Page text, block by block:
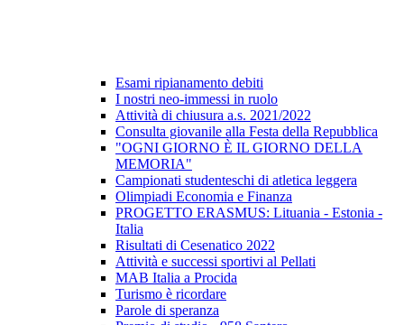
Esami ripianamento debiti
I nostri neo-immessi in ruolo
Attività di chiusura a.s. 2021/2022
Consulta giovanile alla Festa della Repubblica
"OGNI GIORNO È IL GIORNO DELLA
MEMORIA"
Campionati studenteschi di atletica leggera
Olimpiadi Economia e Finanza
PROGETTO ERASMUS: Lituania - Estonia -
Italia
Risultati di Cesenatico 2022
Attività e successi sportivi al Pellati
MAB Italia a Procida
Turismo è ricordare
Parole di speranza